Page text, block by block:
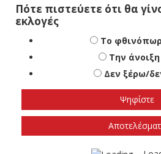
Πότε πιστεύετε ότι θα
εκλογές
Το
Την
Δεν ξέρω/